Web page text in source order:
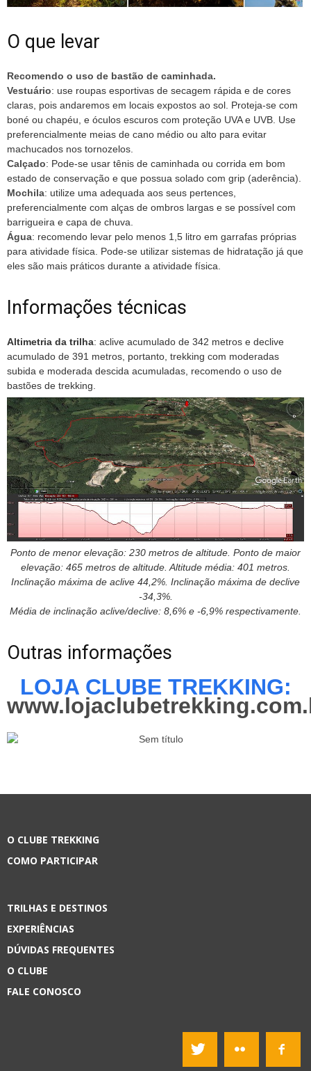
O que levar
Recomendo o uso de bastão de caminhada.
Vestuário: use roupas esportivas de secagem rápida e de cores
claras, pois andaremos em locais expostos ao sol. Proteja-se com
boné ou chapéu, e óculos escuros com proteção UVA e UVB. Use
preferencialmente meias de cano médio ou alto para evitar
machucados nos tornozelos.
Calçado: Pode-se usar tênis de caminhada ou corrida em bom
estado de conservação e que possua solado com grip (aderência).
Mochila: utilize uma adequada aos seus pertences,
preferencialmente com alças de ombros largas e se possível com
barrigueira e capa de chuva.
Água: recomendo levar pelo menos 1,5 litro em garrafas próprias
para atividade física. Pode-se utilizar sistemas de hidratação já que
eles são mais práticos durante a atividade física.
Informações técnicas
Altimetria da trilha: aclive acumulado de 342 metros e declive
acumulado de 391 metros, portanto, trekking com moderadas
subida e moderada descida acumuladas, recomendo o uso de
bastões de trekking.
Ponto de menor elevação: 230 metros de altitude. Ponto de maior
elevação: 465 metros de altitude. Altitude média: 401 metros.
Inclinação máxima de aclive 44,2%. Inclinação máxima de declive
-34,3%.
Média de inclinação aclive/declive: 8,6% e -6,9% respectivamente.
Outras informações
LOJA CLUBE TREKKING:
O CLUBE TREKKING
COMO PARTICIPAR
TRILHAS E DESTINOS
EXPERIÊNCIAS
DÚVIDAS FREQUENTES
O CLUBE
FALE CONOSCO